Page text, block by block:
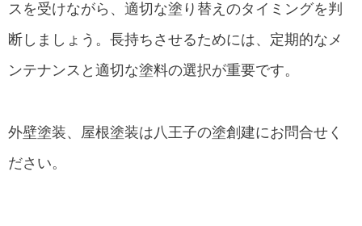
スを受けながら、適切な塗り替えのタイミングを判
断しましょう。長持ちさせるためには、定期的なメ
ンテナンスと適切な塗料の選択が重要です。
外壁塗装、屋根塗装は八王子の塗創建にお問合せく
ださい。